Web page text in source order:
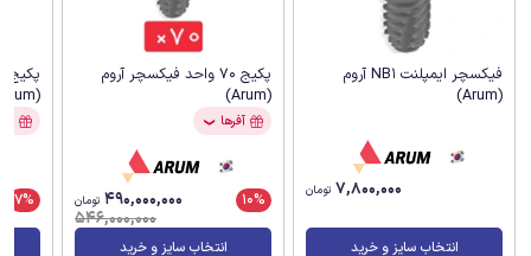
فیکسچر ایمپلنت NB1 آروم
(Arum)
7,800,000 تومان
انتخاب سایز و خرید
پکیج 70 واحد فیکسچر آروم
(Arum)
آفرها ❯
10%
490,000,000 تومان
546,000,000
انتخاب سایز و خرید
(Arum)
7%